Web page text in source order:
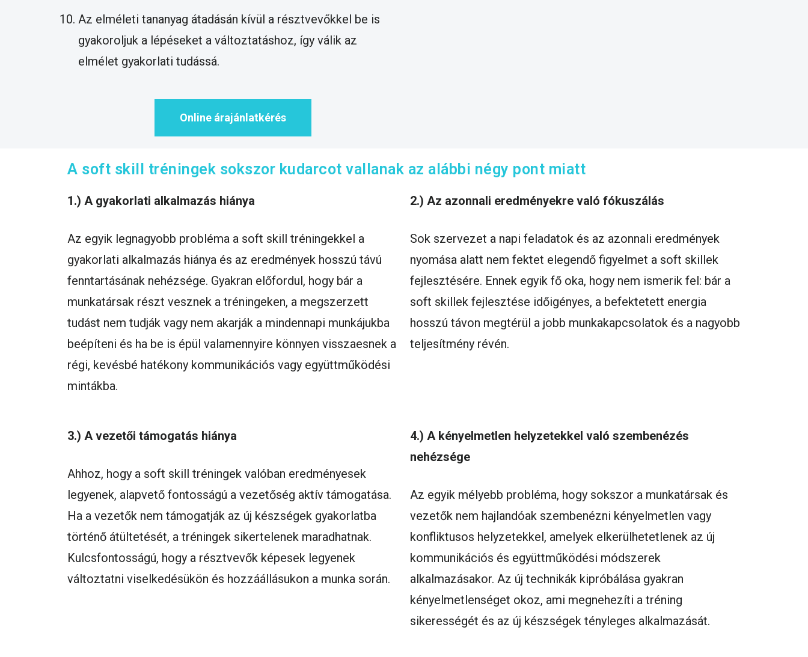
Az elméleti tananyag átadásán kívül a résztvevőkkel be is
gyakoroljuk a lépéseket a változtatáshoz, így válik az
elmélet gyakorlati tudássá.
Online árajánlatkérés
A soft skill tréningek sokszor kudarcot vallanak az alábbi négy pont miatt
1.) A gyakorlati alkalmazás hiánya
Az egyik legnagyobb probléma a soft skill tréningekkel a
gyakorlati alkalmazás hiánya és az eredmények hosszú távú
fenntartásának nehézsége. Gyakran előfordul, hogy bár a
munkatársak részt vesznek a tréningeken, a megszerzett
tudást nem tudják vagy nem akarják a mindennapi munkájukba
beépíteni és ha be is épül valamennyire könnyen visszaesnek a
régi, kevésbé hatékony kommunikációs vagy együttműködési
mintákba.
2.) Az azonnali eredményekre való fókuszálás
Sok szervezet a napi feladatok és az azonnali eredmények
nyomása alatt nem fektet elegendő figyelmet a soft skillek
fejlesztésére. Ennek egyik fő oka, hogy nem ismerik fel: bár a
soft skillek fejlesztése időigényes, a befektetett energia
hosszú távon megtérül a jobb munkakapcsolatok és a nagyobb
teljesítmény révén.
3.) A vezetői támogatás hiánya
Ahhoz, hogy a soft skill tréningek valóban eredményesek
legyenek, alapvető fontosságú a vezetőség aktív támogatása.
Ha a vezetők nem támogatják az új készségek gyakorlatba
történő átültetését, a tréningek sikertelenek maradhatnak.
Kulcsfontosságú, hogy a résztvevők képesek legyenek
változtatni viselkedésükön és hozzáállásukon a munka során.
4.) A kényelmetlen helyzetekkel való szembenézés
nehézsége
Az egyik mélyebb probléma, hogy sokszor a munkatársak és
vezetők nem hajlandóak szembenézni kényelmetlen vagy
konfliktusos helyzetekkel, amelyek elkerülhetetlenek az új
kommunikációs és együttműködési módszerek
alkalmazásakor. Az új technikák kipróbálása gyakran
kényelmetlenséget okoz, ami megnehezíti a tréning
sikerességét és az új készségek tényleges alkalmazását.